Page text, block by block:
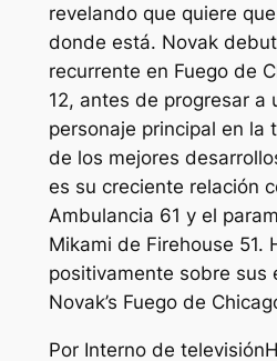
revelando que quiere
donde está. Novak
recurrente en Fuego de
12, antes de progresar a
personaje principal en la
de los mejores
es su creciente relación
Ambulancia 61 y el
Mikami de Firehouse 51.
positivamente sobre sus
Novak’s Fuego de
Por Interno de televisión